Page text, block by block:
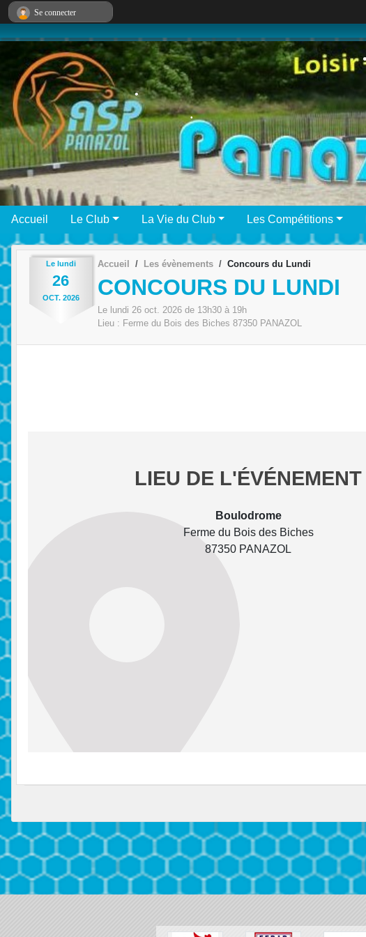
Accueil Le Club La Vie du Club Les Compétitions
Le lundi
26
OCT. 2026
Accueil Les évènements Concours du Lundi
CONCOURS DU LUNDI
Le lundi 26 oct. 2026 de 13h30 à 19h
Lieu : Ferme du Bois des Biches 87350 PANAZOL
LIEU DE L'ÉVÉNEMENT
Boulodrome
Ferme du Bois des Biches
87350 PANAZOL
Se connecter
•
•
Panneau de gestion des cookies